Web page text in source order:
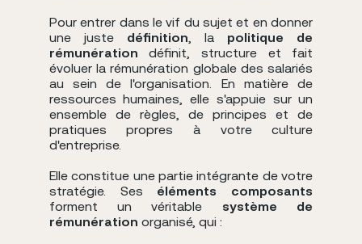
Pour entrer dans le vif du sujet et en donner
une juste définition, la politique de
rémunération définit, structure et fait
évoluer la rémunération globale des salariés
au sein de l'organisation. En matière de
ressources humaines, elle s'appuie sur un
ensemble de règles, de principes et de
pratiques propres à votre culture
d'entreprise.
Elle constitue une partie intégrante de votre
stratégie. Ses éléments composants
forment un véritable système de
rémunération organisé, qui :